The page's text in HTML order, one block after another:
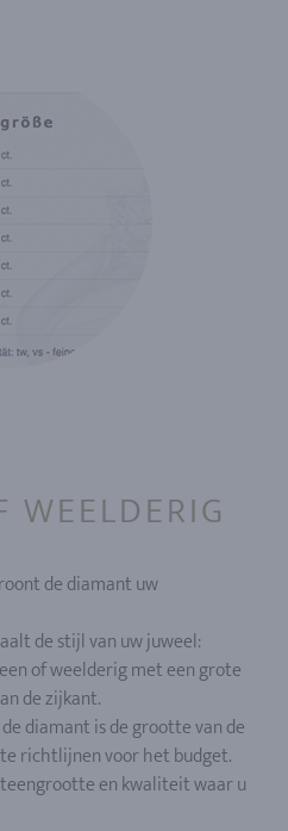
WEELDERIG
de diamant uw
de stijl van uw juweel:
of weelderig met een grote
de zijkant.
diamant is de grootte van de
richtlijnen voor het budget.
en kwaliteit waar u